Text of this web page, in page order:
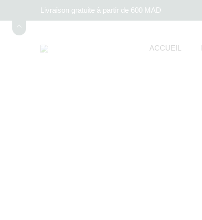
Livraison gratuite à partir de 600 MAD
ACCUEIL